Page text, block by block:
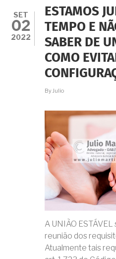
SE
SÓ
SET
02
2022
ESTAMOS
TEMPO E
SABER DE
COMO
ByJulio
A UNIÃO
reunião dos
Atualmente tais